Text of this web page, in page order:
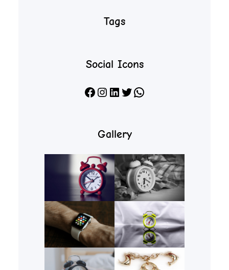
Tags
Social Icons
Facebook Instagram LinkedIn X WhatsApp
Gallery